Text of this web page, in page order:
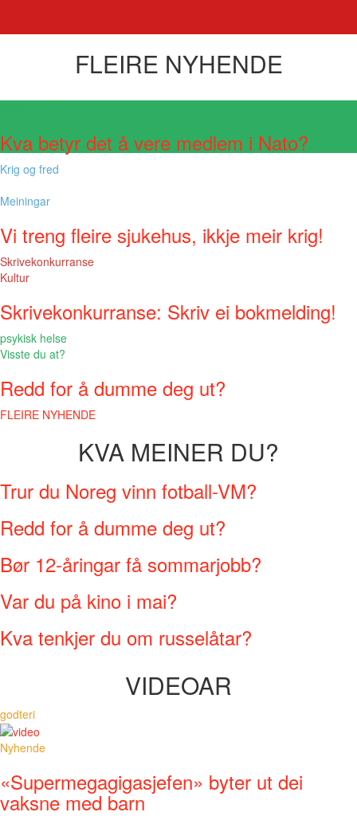
FLEIRE NYHENDE
Kva betyr det å vere medlem i Nato?
Krig og fred
Meiningar
Vi treng fleire sjukehus, ikkje meir krig!
Skrivekonkurranse
Kultur
Skrivekonkurranse: Skriv ei bokmelding!
psykisk helse
Visste du at?
Redd for å dumme deg ut?
FLEIRE NYHENDE
KVA MEINER DU?
Trur du Noreg vinn fotball-VM?
Redd for å dumme deg ut?
Bør 12-åringar få sommarjobb?
Var du på kino i mai?
Kva tenkjer du om russelåtar?
VIDEOAR
godteri
Nyhende
«Supermegagigasjefen» byter ut dei
vaksne med barn